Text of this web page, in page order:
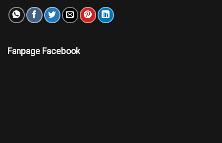
Fanpage Facebook